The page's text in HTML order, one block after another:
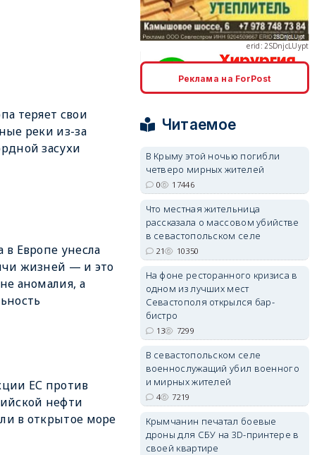
теряет свои
реки из-за
засухи
в Европе унесла
жизней — и это
аномалия, а
ЕС против
нефти
в открытое море
erid: 2SDnjcrDNw6
erid: 2SDnjdPjgYS
Реклама на ForPost
Читаемое
В Крыму этой ночью погибли
четверо мирных жителей
0 17446
Что местная жительница
рассказала о массовом убийстве
в севастопольском селе
21 10350
На фоне ресторанного кризиса в
одном из лучших мест
Севастополя открылся бар-
бистро
13 7299
В севастопольском селе
военнослужащий убил военного
и мирных жителей
4 7219
Крымчанин печатал боевые
дроны для СБУ на 3D-принтере в
своей квартире